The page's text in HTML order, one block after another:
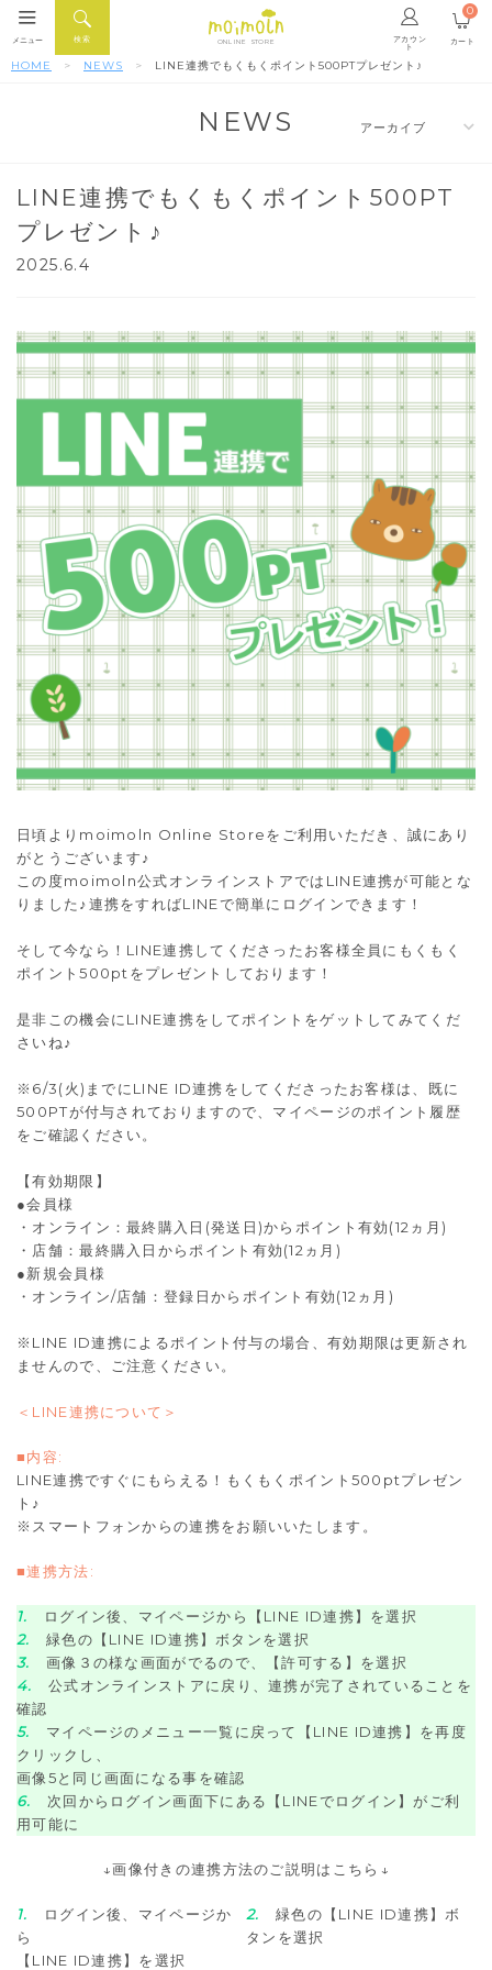
ONLINE STORE アカウン
ト
検索
メニュー カート
0
HOME NEWS LINE連携でもくもくポイント500PTプレゼント♪
NEWS
LINE連携でもくもくポイント500PT
プレゼント♪
2025.6.4
日頃よりmoimoln Online Storeをご利用いただき、誠にあり
がとうございます♪
この度moimoln公式オンラインストアではLINE連携が可能とな
りました♪連携をすればLINEで簡単にログインできます！
そして今なら！LINE連携してくださったお客様全員にもくもく
ポイント500ptをプレゼントしております！
是非この機会にLINE連携をしてポイントをゲットしてみてくだ
さいね♪
※6/3(火)までにLINE ID連携をしてくださったお客様は、既に
500PTが付与されておりますので、マイページのポイント履歴
をご確認ください。
【有効期限】
●会員様
・オンライン：最終購入日(発送日)からポイント有効(12ヵ月)
・店舗：最終購入日からポイント有効(12ヵ月)
●新規会員様
・オンライン/店舗：登録日からポイント有効(12ヵ月)
※LINE ID連携によるポイント付与の場合、有効期限は更新され
ませんので、ご注意ください。
＜LINE連携について＞
■内容:
LINE連携ですぐにもらえる！もくもくポイント500ptプレゼン
ト♪
※スマートフォンからの連携をお願いいたします。
■連携方法:
1.
ログイン後、マイページから【LINE ID連携】を選択
2.
緑色の【LINE ID連携】ボタンを選択
3.
画像３の様な画面がでるので、【許可する】を選択
4.
公式オンラインストアに戻り、連携が完了されていることを
確認
5.
マイページのメニュー一覧に戻って【LINE ID連携】を再度
クリックし、
画像5と同じ画面になる事を確認
6.
次回からログイン画面下にある【LINEでログイン】がご利
用可能に
↓画像付きの連携方法のご説明はこちら↓
1.
ログイン後、マイページか
ら
【LINE ID連携】を選択
2.
緑色の【LINE ID連携】ボ
タンを選択